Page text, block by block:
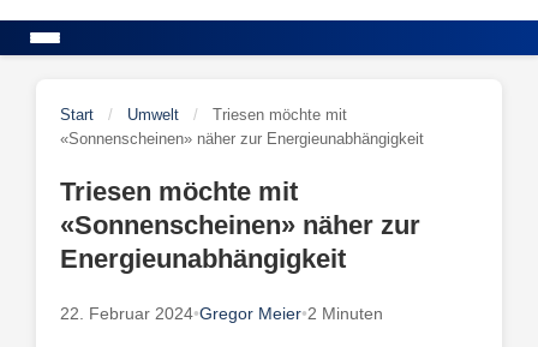
Start / Umwelt /
Triesen möchte mit
«Sonnenscheinen» näher zur Energieunabhängigkeit
Triesen möchte mit
«Sonnenscheinen» näher zur
Energieunabhängigkeit
22. Februar 2024•Gregor Meier•2 Minuten